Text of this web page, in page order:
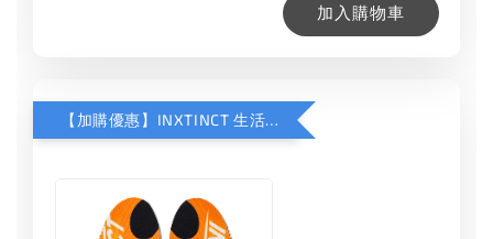
加入購物車
【加購優惠】INXTINCT 生活日用鞋墊